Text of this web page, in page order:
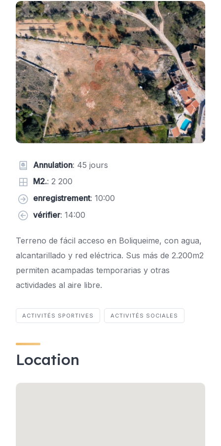
Annulation: 45 jours
M2.: 2 200
enregistrement: 10:00
vérifier: 14:00
Terreno de fácil acceso en Boliqueime, con agua,
alcantarillado y red eléctrica. Sus más de 2.200m2
permiten acampadas temporarias y otras
actividades al aire libre.
ACTIVITÉS SPORTIVES ACTIVITÉS SOCIALES
Location